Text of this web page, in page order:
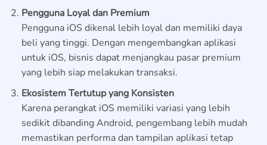
Pengguna Loyal dan Premium
Pengguna iOS dikenal lebih loyal dan memiliki daya
beli yang tinggi. Dengan mengembangkan aplikasi
untuk iOS, bisnis dapat menjangkau pasar premium
yang lebih siap melakukan transaksi.
Ekosistem Tertutup yang Konsisten
Karena perangkat iOS memiliki variasi yang lebih
sedikit dibanding Android, pengembang lebih mudah
memastikan performa dan tampilan aplikasi tetap